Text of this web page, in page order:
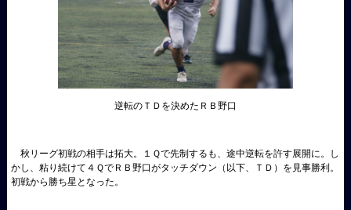
逆転のＴＤを決めたＲＢ野口
秋リーグ初戦の相手は拓大。１Ｑで先制するも、 途中逆転を許す展開に。し
かし、粘り続けて４ＱでＲＢ野口がタッチダウン（以下、ＴＤ）を見事勝利。
初戦から勝ち星となった。